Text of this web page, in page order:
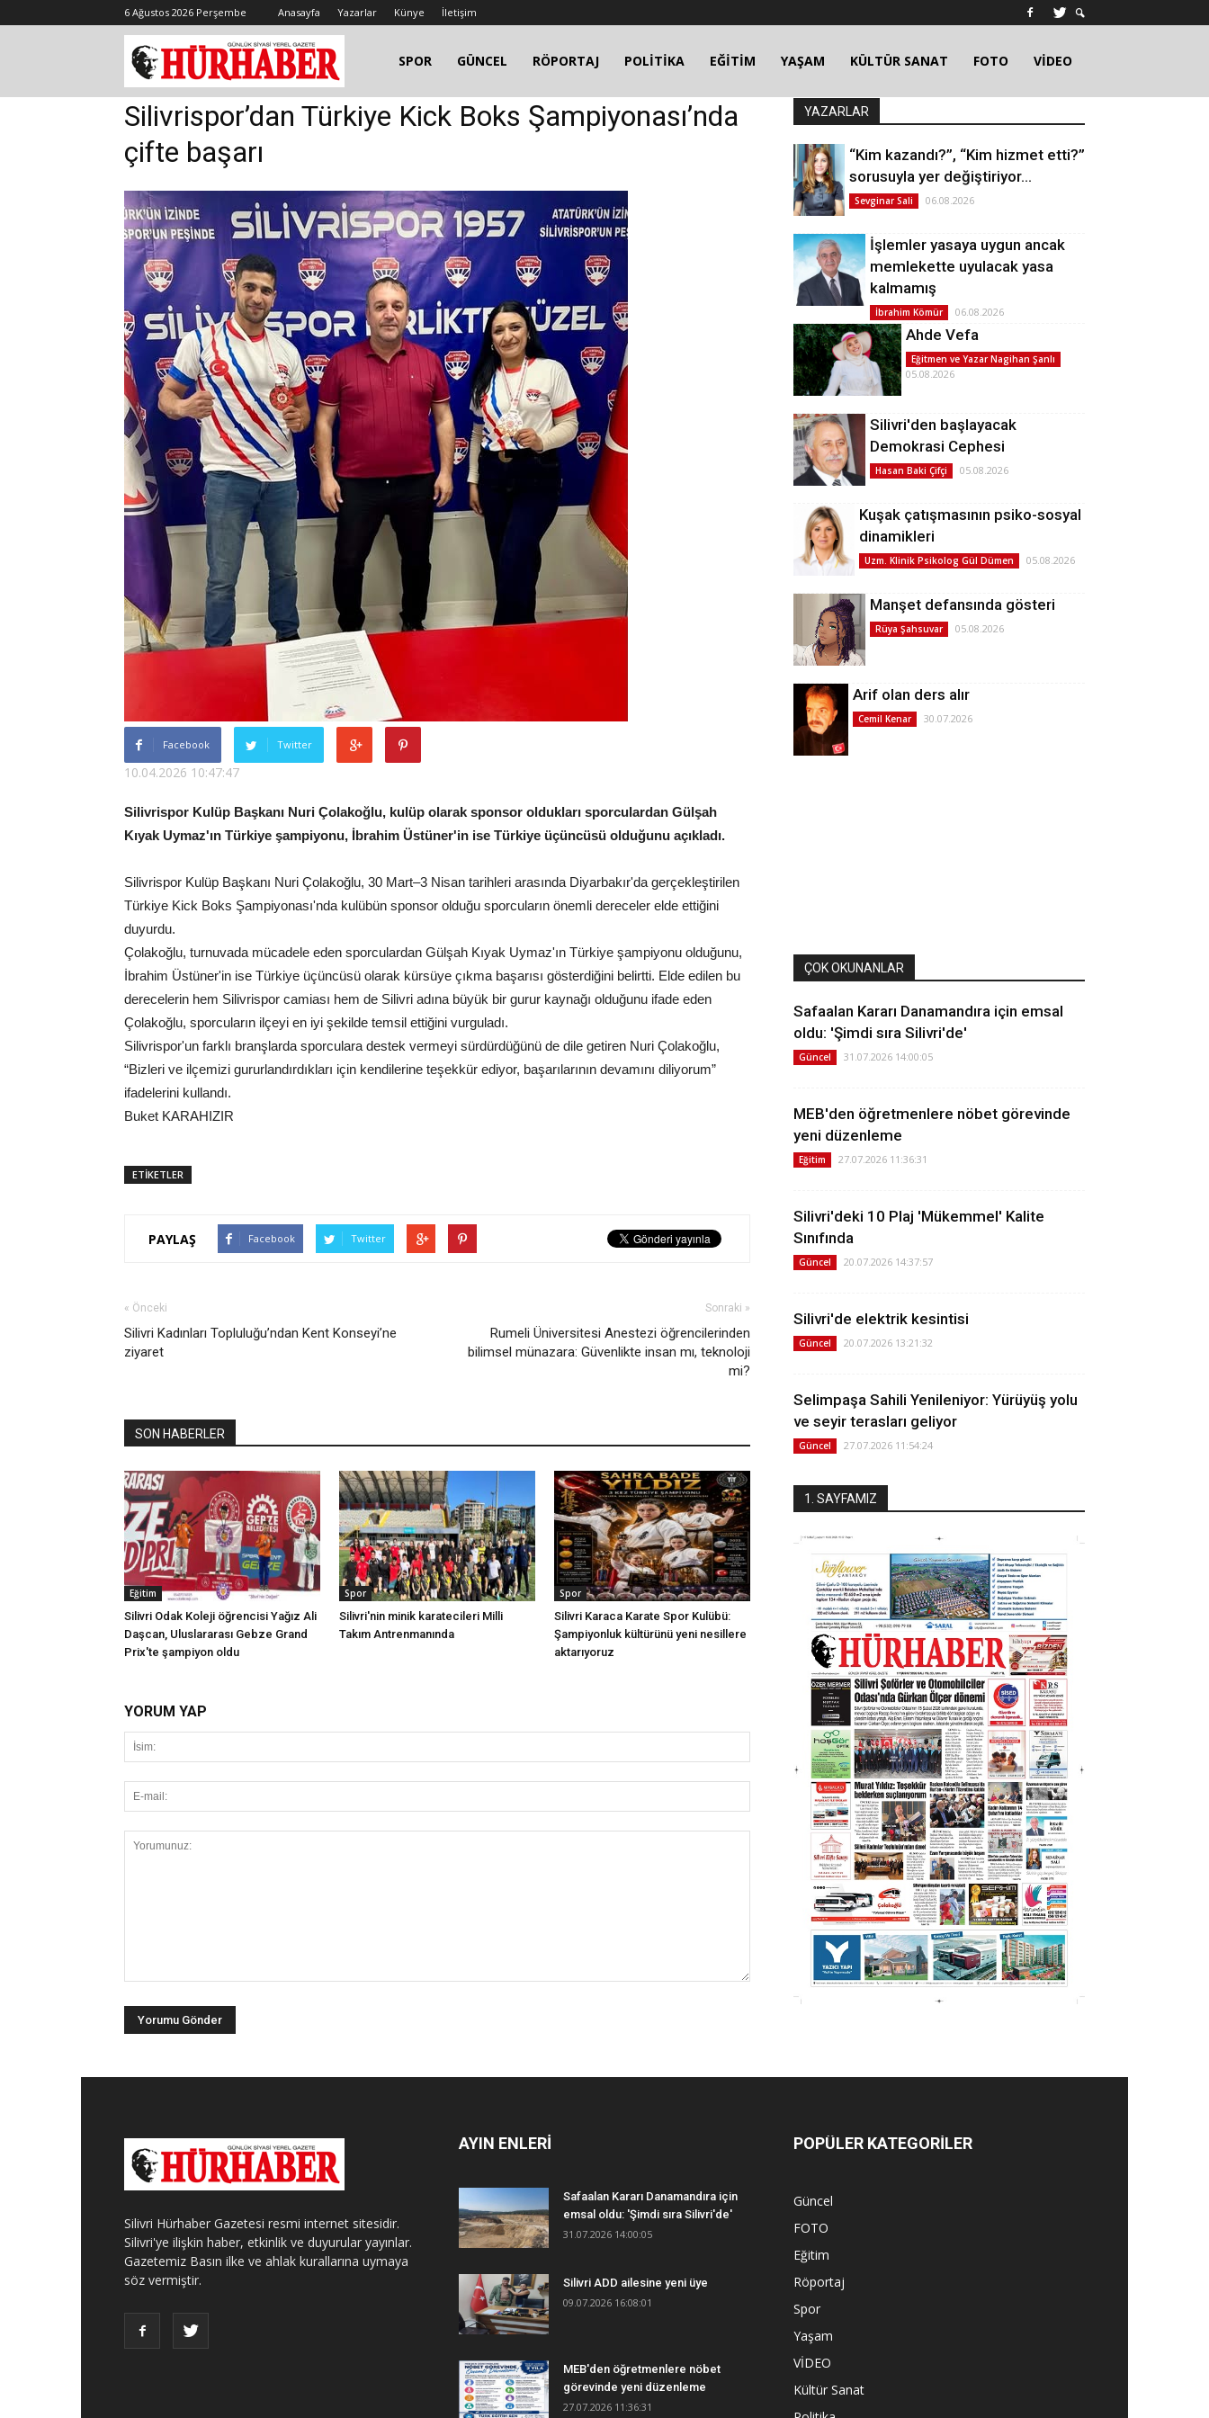
6 Ağustos 2026 Perşembe Anasayfa Yazarlar Künye İletişim
SPOR GÜNCEL RÖPORTAJ POLİTİKA EĞİTİM YAŞAM KÜLTÜR SANAT FOTO VİDEO
Silivrispor’dan Türkiye Kick Boks Şampiyonası’nda
çifte başarı
Facebook Twitter
10.04.2026 10:47:47
Silivrispor Kulüp Başkanı Nuri Çolakoğlu, kulüp olarak sponsor oldukları sporculardan Gülşah
Kıyak Uymaz'ın Türkiye şampiyonu, İbrahim Üstüner'in ise Türkiye üçüncüsü olduğunu açıkladı.
Silivrispor Kulüp Başkanı Nuri Çolakoğlu, 30 Mart–3 Nisan tarihleri arasında Diyarbakır'da gerçekleştirilen
Türkiye Kick Boks Şampiyonası'nda kulübün sponsor olduğu sporcuların önemli dereceler elde ettiğini
duyurdu.
Çolakoğlu, turnuvada mücadele eden sporculardan Gülşah Kıyak Uymaz'ın Türkiye şampiyonu olduğunu,
İbrahim Üstüner'in ise Türkiye üçüncüsü olarak kürsüye çıkma başarısı gösterdiğini belirtti. Elde edilen bu
derecelerin hem Silivrispor camiası hem de Silivri adına büyük bir gurur kaynağı olduğunu ifade eden
Çolakoğlu, sporcuların ilçeyi en iyi şekilde temsil ettiğini vurguladı.
Silivrispor'un farklı branşlarda sporculara destek vermeyi sürdürdüğünü de dile getiren Nuri Çolakoğlu,
“Bizleri ve ilçemizi gururlandırdıkları için kendilerine teşekkür ediyor, başarılarının devamını diliyorum”
ifadelerini kullandı.
Buket KARAHIZIR
ETİKETLER
PAYLAŞ Facebook Twitter
« Önceki
Silivri Kadınları Topluluğu’ndan Kent Konseyi’ne
ziyaret
Sonraki »
Rumeli Üniversitesi Anestezi öğrencilerinden
bilimsel münazara: Güvenlikte insan mı, teknoloji
mi?
SON HABERLER
Eğitim
Silivri Odak Koleji öğrencisi Yağız Ali
Daşcan, Uluslararası Gebze Grand
Prix'te şampiyon oldu
Spor
Silivri'nin minik karatecileri Milli
Takım Antrenmanında
Spor
Silivri Karaca Karate Spor Kulübü:
Şampiyonluk kültürünü yeni nesillere
aktarıyoruz
YORUM YAP
YAZARLAR
“Kim kazandı?”, “Kim hizmet etti?”
sorusuyla yer değiştiriyor…
Sevginar Sali 06.08.2026
İşlemler yasaya uygun ancak
memlekette uyulacak yasa
kalmamış
İbrahim Kömür 06.08.2026
Ahde Vefa
Eğitmen ve Yazar Nagihan Şanlı
05.08.2026
Silivri'den başlayacak
Demokrasi Cephesi
Hasan Baki Çifçi 05.08.2026
Kuşak çatışmasının psiko-sosyal
dinamikleri
Uzm. Klinik Psikolog Gül Dümen 05.08.2026
Manşet defansında gösteri
Rüya Şahsuvar 05.08.2026
Arif olan ders alır
Cemil Kenar 30.07.2026
ÇOK OKUNANLAR
Safaalan Kararı Danamandıra için emsal
oldu: 'Şimdi sıra Silivri'de'
Güncel 31.07.2026 14:00:05
MEB'den öğretmenlere nöbet görevinde
yeni düzenleme
Eğitim 27.07.2026 11:36:31
Silivri'deki 10 Plaj 'Mükemmel' Kalite
Sınıfında
Güncel 20.07.2026 14:37:57
Silivri'de elektrik kesintisi
Güncel 20.07.2026 13:21:32
Selimpaşa Sahili Yenileniyor: Yürüyüş yolu
ve seyir terasları geliyor
Güncel 27.07.2026 11:54:24
1. SAYFAMIZ
Silivri Hürhaber Gazetesi resmi internet sitesidir.
Silivri'ye ilişkin haber, etkinlik ve duyurular yayınlar.
Gazetemiz Basın ilke ve ahlak kurallarına uymaya
söz vermiştir.
AYIN ENLERİ
Safaalan Kararı Danamandıra için
emsal oldu: 'Şimdi sıra Silivri'de'
31.07.2026 14:00:05
Silivri ADD ailesine yeni üye
09.07.2026 16:08:01
MEB'den öğretmenlere nöbet
görevinde yeni düzenleme
27.07.2026 11:36:31
POPÜLER KATEGORİLER
Güncel
FOTO
Eğitim
Röportaj
Spor
Yaşam
VİDEO
Kültür Sanat